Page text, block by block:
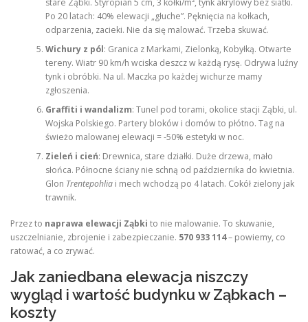
stare Ząbki. Styropian 5 cm, 3 kołki/m², tynk akrylowy bez siatki.
Po 20 latach: 40% elewacji „głuche”. Pęknięcia na kołkach,
odparzenia, zacieki. Nie da się malować. Trzeba skuwać.
Wichury z pól: Granica z Markami, Zielonką, Kobyłką. Otwarte
tereny. Wiatr 90 km/h wciska deszcz w każdą rysę. Odrywa luźny
tynk i obróbki. Na ul. Maczka po każdej wichurze mamy
zgłoszenia.
Graffiti i wandalizm: Tunel pod torami, okolice stacji Ząbki, ul.
Wojska Polskiego. Partery bloków i domów to płótno. Tag na
świeżo malowanej elewacji = -50% estetyki w noc.
Zieleń i cień: Drewnica, stare działki. Duże drzewa, mało
słońca. Północne ściany nie schną od października do kwietnia.
Glon Trentepohliai mech wchodzą po 4 latach. Cokół zielony jak
trawnik.
Przez to naprawa elewacji Ząbki to nie malowanie. To skuwanie,
uszczelnianie, zbrojenie i zabezpieczanie. 570 933 114– powiemy, co
ratować, a co zrywać.
Jak zaniedbana elewacja niszczy
wygląd i wartość budynku w Ząbkach –
koszty